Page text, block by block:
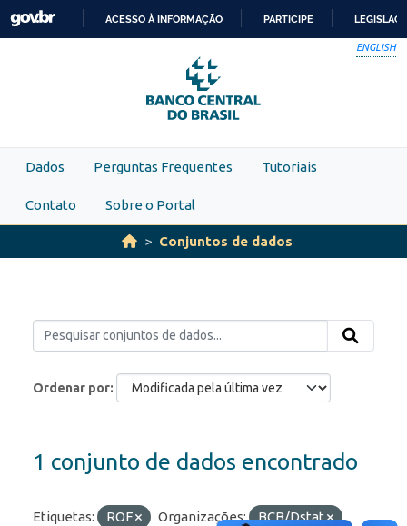
Skip to main content
PARA
O
CONTEÚDO
ACESSO À INFORMAÇÃO PARTICIPE
ENGLISH
Dados Perguntas Frequentes Tutoriais
Contato Sobre o Portal
Conjuntos de dados
Ordenar por
1 conjunto de dados encontrado
Etiquetas: ROF Organizações:
BCB/Dstat